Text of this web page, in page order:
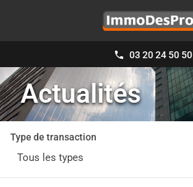
03 20 24 50 50
Actualités
Type de transaction
Tous les types